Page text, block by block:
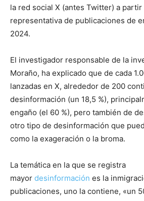
la red social X (antes Twitter) a
representativa de publicaciones de
2024.
El investigador responsable de la
Moraño, ha explicado que de cada
lanzadas en X, alrededor de 200
desinformación (un 18,5 %),
engaño (el 60 %), pero también de
otro tipo de desinformación que
como la exageración o la broma.
La temática en la que se registra
mayor desinformación es la
publicaciones, uno la contiene, «un